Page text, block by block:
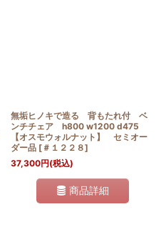
無垢ヒノキで造る 背もたれ付 ベ
ンチチェア h800 w1200 d475
【オスモウォルナット】 セミオー
ダー品 [ ＃１２２８]
37,300円(税込)
商品詳細